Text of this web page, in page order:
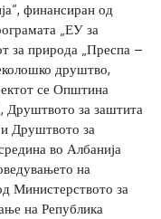
финансиран од
„ЕУ за
за природа „Преспа –
друштво,
се Општина
Друштвото за заштита
Друштвото за
во Албанија
на
Министерството за
на Република